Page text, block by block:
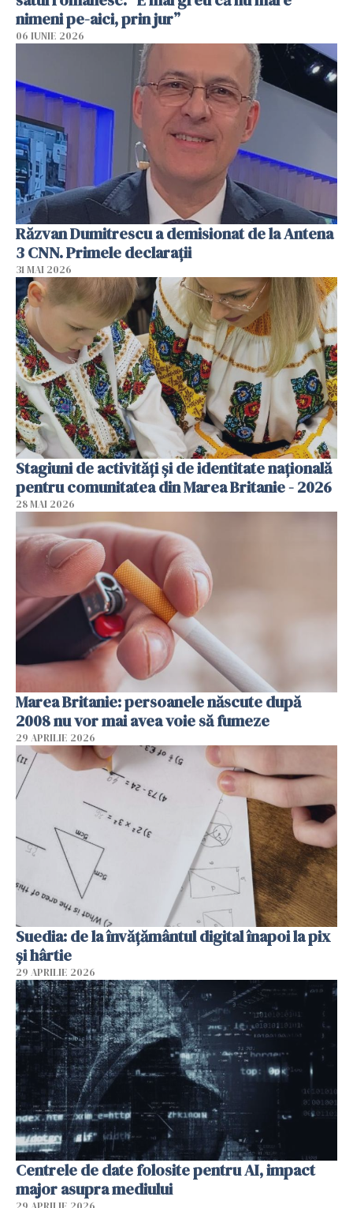
nimeni pe-aici, prin jur”
06 IUNIE 2026
Răzvan Dumitrescu a demisionat de la Antena
3 CNN. Primele declarații
31 MAI 2026
Stagiuni de activități și de identitate națională
pentru comunitatea din Marea Britanie - 2026
28 MAI 2026
Marea Britanie: persoanele născute după
2008 nu vor mai avea voie să fumeze
29 APRILIE 2026
Suedia: de la învățământul digital înapoi la pix
și hârtie
29 APRILIE 2026
Centrele de date folosite pentru AI, impact
major asupra mediului